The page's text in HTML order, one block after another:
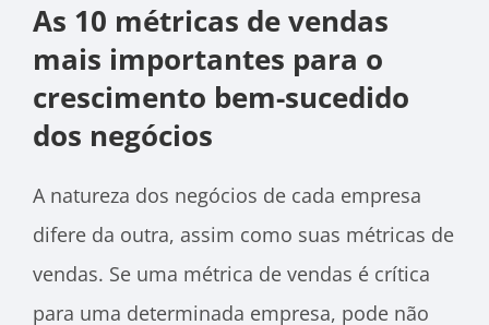
As 10 métricas de vendas
mais importantes para o
crescimento bem-sucedido
dos negócios
A natureza dos negócios de cada empresa
difere da outra, assim como suas métricas de
vendas. Se uma métrica de vendas é crítica
para uma determinada empresa, pode não